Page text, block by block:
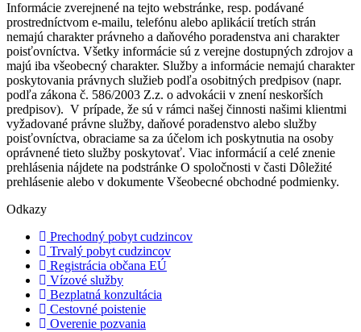
Informácie zverejnené na tejto webstránke, resp. podávané
prostredníctvom e-mailu, telefónu alebo aplikácií tretích strán
nemajú charakter právneho a daňového poradenstva ani charakter
poisťovníctva. Všetky informácie sú z verejne dostupných zdrojov a
majú iba všeobecný charakter. Služby a informácie nemajú charakter
poskytovania právnych služieb podľa osobitných predpisov (napr.
podľa zákona č. 586/2003 Z.z. o advokácii v znení neskorších
predpisov). V prípade, že sú v rámci našej činnosti našimi klientmi
vyžadované právne služby, daňové poradenstvo alebo služby
poisťovníctva, obraciame sa za účelom ich poskytnutia na osoby
oprávnené tieto služby poskytovať. Viac informácií a celé znenie
prehlásenia nájdete na podstránke O spoločnosti v časti Dôležité
prehlásenie alebo v dokumente Všeobecné obchodné podmienky.
Odkazy
Prechodný pobyt cudzincov
Trvalý pobyt cudzincov
Registrácia občana EÚ
Vízové služby
Bezplatná konzultácia
Cestovné poistenie
Overenie pozvania